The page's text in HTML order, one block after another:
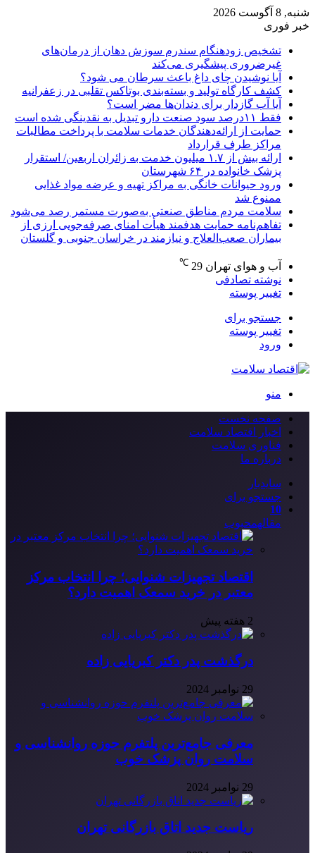
شنبه, 8 آگوست 2026
خبر فوری
تشخیص زودهنگام سندرم سوزش دهان از درمان‌های
غیرضروری پیشگیری می‌کند
آیا نوشیدن چای داغ باعث سرطان می شود؟
کشف کارگاه تولید و بسته‌بندی بوتاکس تقلبی در زعفرانیه
آیا آب گازدار برای دندان‌ها مضر است؟
فقط ۱۱‌درصد سود صنعت دارو تبدیل به نقدینگی شده است
حمایت از ارائه‌دهندگان خدمات سلامت با پرداخت مطالبات
مراکز طرف قرارداد
ارائه بیش از ۱.۷ میلیون خدمت به زائران اربعین/ استقرار
پزشک خانواده در ۶۴ شهرستان
ورود حیوانات خانگی به مراکز تهیه و عرضه مواد غذایی
ممنوع شد
سلامت مردم مناطق صنعتی به‌صورت مستمر رصد می‌شود
تفاهم‌نامه حمایت هدفمند هیأت امنای صرفه‌جویی ارزی از
بیماران صعب‌العلاج و نیازمند در خراسان جنوبی و گلستان
آب و هوای تهران 29
℃
نوشته تصادفی
تغییر پوسته
جستجو برای
تغییر پوسته
ورود
منو
صفحه نخست
اخبار اقتصاد سلامت
فناوری سلامت
درباره ما
سایدبار
جستجو برای
10
مقالهمحبوب
اقتصاد تجهیزات شنوایی؛ چرا انتخاب مرکز
معتبر در خرید سمعک اهمیت دارد؟
2 هفته پیش
درگذشت پدر دکتر کبریایی زاده
29 نوامبر 2024
معرفی جامع‌ترین پلتفرم حوزه روانشناسی و
سلامت روان پزشک خوب
29 نوامبر 2024
ریاست جدید اتاق بازرگانی تهران